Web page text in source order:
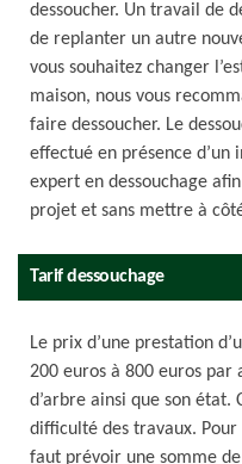
dessoucher. Un travail de
de replanter un autre
vous souhaitez changer
maison, nous vous
faire dessoucher. Le
effectué en présence d’un
expert en dessouchage
projet et sans mettre à
Tarif dessouchage
Le prix d’une prestation
200 euros à 800 euros
d’arbre ainsi que son
difficulté des travaux. Pour
faut prévoir une somme